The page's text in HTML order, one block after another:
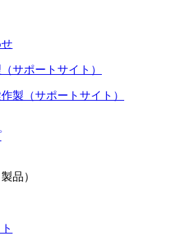
サポートサイト）
製（サポートサイト）
品）